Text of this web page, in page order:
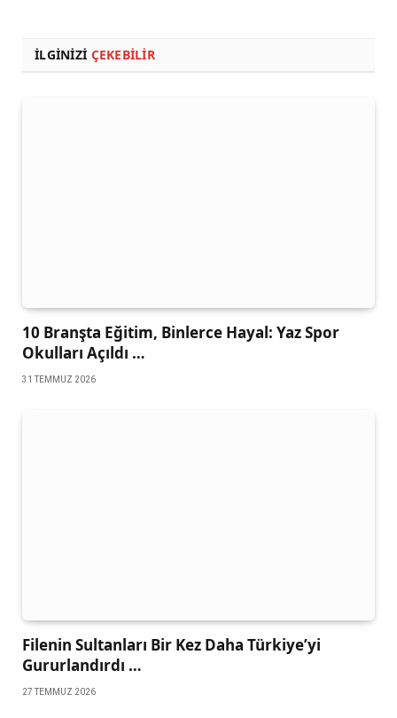
İLGINIZI ÇEKEBILIR
10 Branşta Eğitim, Binlerce Hayal: Yaz Spor
Okulları Açıldı …
31 TEMMUZ 2026
Filenin Sultanları Bir Kez Daha Türkiye’yi
Gururlandırdı …
27 TEMMUZ 2026